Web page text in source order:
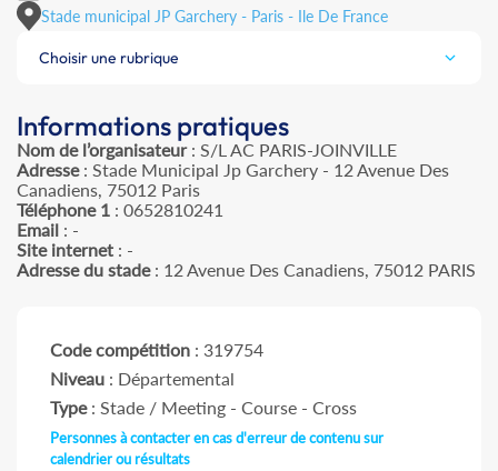
Stade municipal JP Garchery - Paris - Ile De France
Choisir une rubrique
Informations pratiques
Nom de l’organisateur: S/L AC PARIS-JOINVILLE
Adresse: Stade Municipal Jp Garchery - 12 Avenue Des
Canadiens, 75012 Paris
Téléphone 1 : 0652810241
Email : -
Site internet : -
Adresse du stade: 12 Avenue Des Canadiens, 75012 PARIS
Code compétition : 319754
Niveau : Départemental
Type: Stade / Meeting - Course - Cross
Personnes à contacter en cas d'erreur de contenu sur
calendrier ou résultats